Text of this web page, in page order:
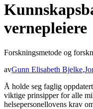
vernepleiere
Forskningsmetode og
avGunn Elisabeth Bjelke,
Å holde seg faglig
viktige prinsipper for alle
helsepersonellovens krav